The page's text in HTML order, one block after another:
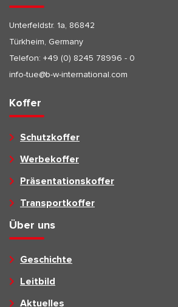
Unterfeldstr. 1a, 86842
Türkheim, Germany
Telefon: +49 (0) 8245 78996 - 0
info-tue@b-w-international.com
Koffer
Schutzkoffer
Werbekoffer
Präsentationskoffer
Transportkoffer
Über uns
Geschichte
Leitbild
Aktuelles